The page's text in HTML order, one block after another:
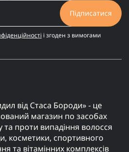
Підписатися
і згоден з вимогами
від Стаса Бороди» - це
магазин по засобах
та проти випадіння волосся
косметики, спортивного
та вітамінних комплексів